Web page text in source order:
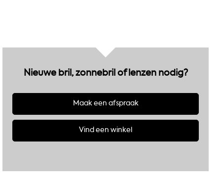
Nieuwe bril, zonnebril of lenzen nodig?
Maak een afspraak
Vind een winkel